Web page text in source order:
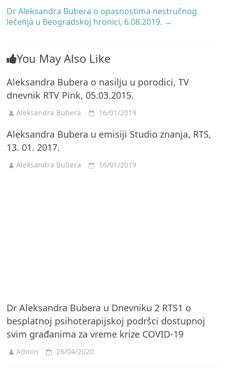
Dr Aleksandra Bubera o opasnostima nestručnog
lečenja u Beogradskoj hronici, 6.08.2019. →
You May Also Like
Aleksandra Bubera o nasilju u porodici, TV
dnevnik RTV Pink, 05.03.2015.
Aleksandra Bubera 16/01/2019
Aleksandra Bubera u emisiji Studio znanja, RTS,
13. 01. 2017.
Aleksandra Bubera 16/01/2019
Dr Aleksandra Bubera u Dnevniku 2 RTS1 o
besplatnoj psihoterapijskoj podršci dostupnoj
svim građanima za vreme krize COVID-19
Admin 26/04/2020